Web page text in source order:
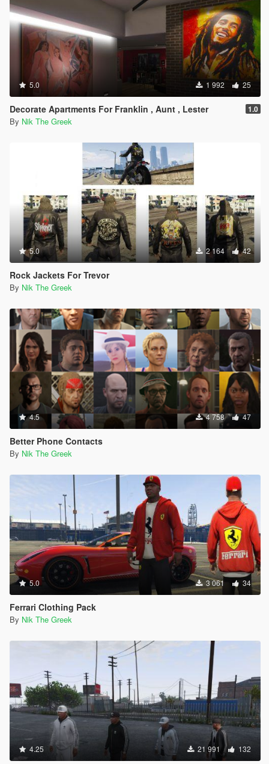
5.0 1 992 25
Decorate Apartments For Franklin , Aunt , Lester 1.0
By Nik The Greek
5.0 2 164 42
Rock Jackets For Trevor
By Nik The Greek
4.5 4 758 47
Better Phone Contacts
By Nik The Greek
5.0 3 061 34
Ferrari Clothing Pack
By Nik The Greek
4.25 21 991 132